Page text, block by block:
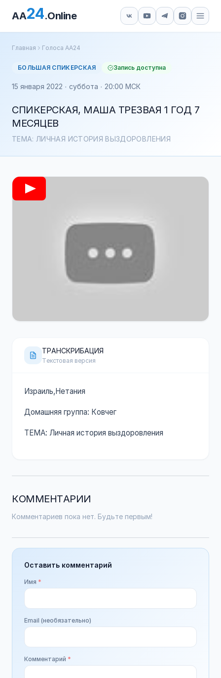
AA24.Online
Главная Голоса АА24
БОЛЬШАЯ СПИКЕРСКАЯ Запись доступна
15 января 2022 · суббота · 20:00 МСК
СПИКЕРСКАЯ, МАША ТРЕЗВАЯ 1 ГОД 7
МЕСЯЦЕВ
ТЕМА: ЛИЧНАЯ ИСТОРИЯ ВЫЗДОРОВЛЕНИЯ
ТРАНСКРИБАЦИЯ
Текстовая версия
Израиль,Нетания
Домашняя группа: Ковчег
ТЕМА: Личная история выздоровления
КОММЕНТАРИИ
Комментариев пока нет. Будьте первым!
Оставить комментарий
Имя *
Email (необязательно)
Комментарий *